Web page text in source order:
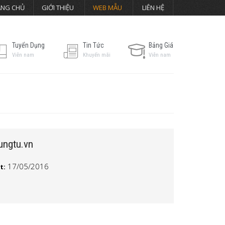
CHỦ GIỚI THIỆU WEB MẪU LIÊN HỆ
Tuyển Dụng
Viễn nam
Tin Tức
Khuyến mãi
Bảng Giá
Viễn nam
17/05/2016